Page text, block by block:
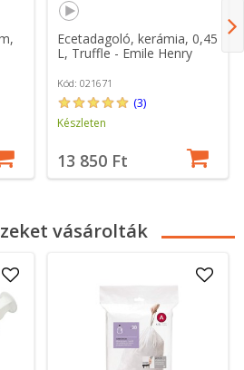
Ecetadagoló, kerámia, 0,45
L, Truffle - Emile Henry
Kód: 021671
(3)
Készleten
13 850 Ft
vásárolták